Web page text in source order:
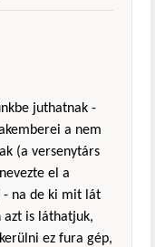
juthatnak -
a nem
(a versenytárs
el a
- na de ki mit lát
azt is láthatjuk,
ez fura gép,